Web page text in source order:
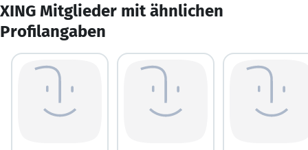
XING Mitglieder mit ähnlichen
Profilangaben